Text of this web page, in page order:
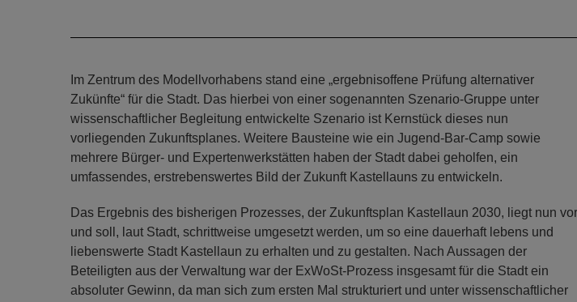
Im Zentrum des Modellvorhabens stand eine „ergebnisoffene Prüfung alternativer
Zukünfte“ für die Stadt. Das hierbei von einer sogenannten Szenario-Gruppe unter
wissenschaftlicher Begleitung entwickelte Szenario ist Kernstück dieses nun
vorliegenden Zukunftsplanes. Weitere Bausteine wie ein Jugend-Bar-Camp sowie
mehrere Bürger- und Expertenwerkstätten haben der Stadt dabei geholfen, ein
umfassendes, erstrebenswertes Bild der Zukunft Kastellauns zu entwickeln.
Das Ergebnis des bisherigen Prozesses, der Zukunftsplan Kastellaun 2030, liegt nun vor
und soll, laut Stadt, schrittweise umgesetzt werden, um so eine dauerhaft lebens und
liebenswerte Stadt Kastellaun zu erhalten und zu gestalten. Nach Aussagen der
Beteiligten aus der Verwaltung war der ExWoSt-Prozess insgesamt für die Stadt ein
absoluter Gewinn, da man sich zum ersten Mal strukturiert und unter wissenschaftlicher